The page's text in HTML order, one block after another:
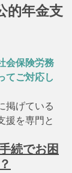
的年金支
会保険労務
てご対応し
ている
援を専門と
続でお困